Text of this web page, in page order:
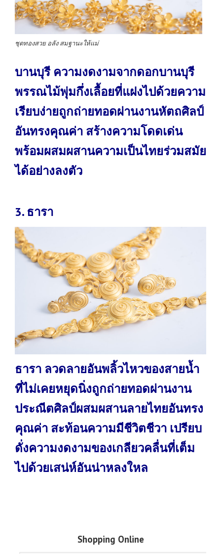
ชุดทองสวย อลัง สมฐานะให้แม่
บานบุรี ความงดงามจากดอกบานบุรี
พรรณไม้พุ่มกึ่งเลื้อยที่แฝงไปด้วยความ
เรียบง่ายถูกถ่ายทอดผ่านงานหัตถศิลป์
อันทรงคุณค่า สร้างความโดดเด่น
พร้อมผสมผสานความเป็นไทยร่วมสมัย
ได้อย่างลงตัว
3. ธารา
ธารา ลวดลายอันพลิ้วไหวของสายน้ำ
ที่ไม่เคยหยุดนิ่งถูกถ่ายทอดผ่านงาน
ประณีตศิลป์ผสมผสานลายไทยอันทรง
คุณค่า สะท้อนความมีชีวิตชีวา เปรียบ
ดั่งความงดงามของเกลียวคลื่นที่เต็ม
ไปด้วยเสน่ห์อันน่าหลงใหล
Shopping Online